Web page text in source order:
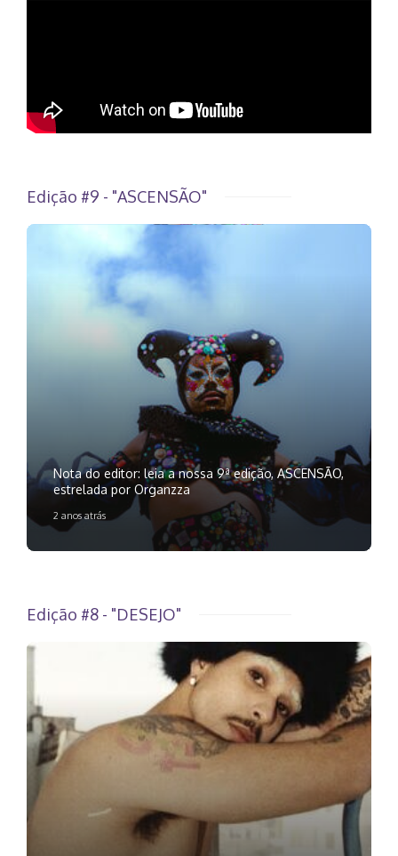
Edição #9 - "ASCENSÃO"
Nota do editor: leia a nossa 9ª edição, ASCENSÃO,
estrelada por Organzza
2 anos atrás
Edição #8 - "DESEJO"